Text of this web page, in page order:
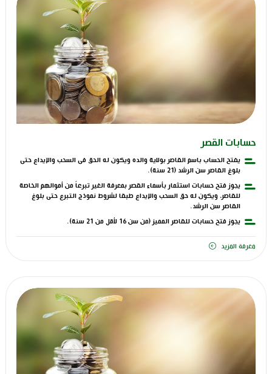
حسابات القصر
يفتح الحساب باسم القاصر بولاية والده ويكون له الحق فى السحب والإيداع حتى
بلوغ القاصر سن الرشد (21 سنة).
يجوز فتح حسابات استثمار بأسماء القصر بمعرفة الغير تبرعاً من أموالهم الخاصة
للقاصر، ويكون له حق السحب والإيداع طبقا لشروط نموذج التبرع حتى بلوغ
القاصر سن الرشد.
يجوز فتح حسابات للقاصر المميز (من سن 16 لأقل من 21 سنة).
معرفة المزيد